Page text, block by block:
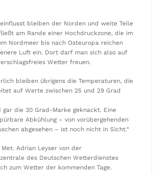
bleiben der Norden und weite Teile
am Rande einer Hochdruckzone, die im
Nordmeer bis nach Osteuropa reichen
Luft ein. Dort darf man sich also auf
Wetter freuen.
bleiben übrigens die Temperaturen, die
auf Werte zwischen 25 und 29 Grad
die 30 Grad-Marke geknackt. Eine
Abkühlung – von vorübergehenden
abgesehen – ist noch nicht in Sicht.“
Adrian Leyser von der
des Deutschen Wetterdienstes
zum Wetter der kommenden Tage.